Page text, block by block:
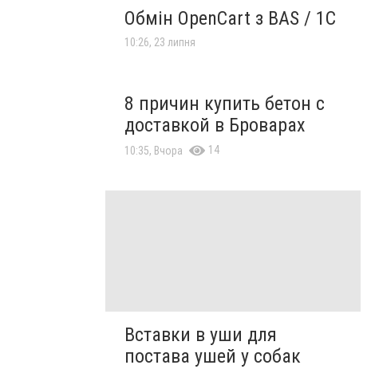
Обмін OpenCart з BAS / 1C
10:26, 23 липня
8 причин купить бетон с
доставкой в Броварах
10:35, Вчора 14
Вставки в уши для
постава ушей у собак